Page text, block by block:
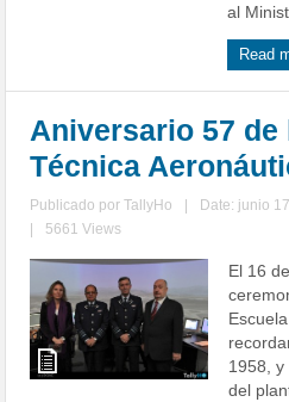
al
Read
Aniversario 57 de
Técnica
Publicado porTallyHo Date: junio
5661 Views
El 16
1958,
del